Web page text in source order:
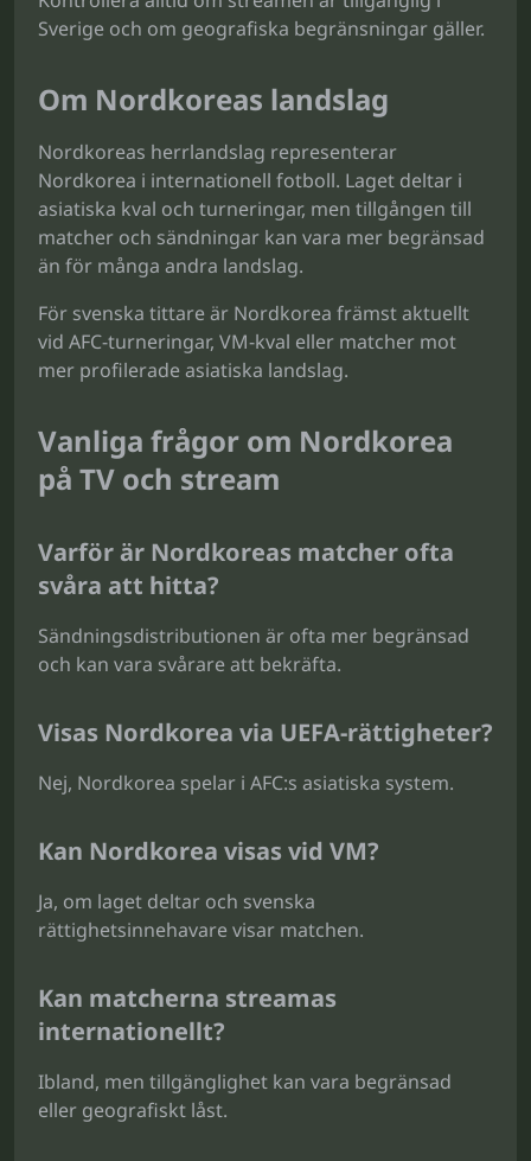
Sverige och om geografiska begränsningar gäller.
Om Nordkoreas landslag
Nordkoreas herrlandslag representerar
Nordkorea i internationell fotboll. Laget deltar i
asiatiska kval och turneringar, men tillgången till
matcher och sändningar kan vara mer begränsad
än för många andra landslag.
För svenska tittare är Nordkorea främst aktuellt
vid AFC-turneringar, VM-kval eller matcher mot
mer profilerade asiatiska landslag.
Vanliga frågor om Nordkorea
på TV och stream
Varför är Nordkoreas matcher ofta
svåra att hitta?
Sändningsdistributionen är ofta mer begränsad
och kan vara svårare att bekräfta.
Visas Nordkorea via UEFA-rättigheter?
Nej, Nordkorea spelar i AFC:s asiatiska system.
Kan Nordkorea visas vid VM?
Ja, om laget deltar och svenska
rättighetsinnehavare visar matchen.
Kan matcherna streamas
internationellt?
Ibland, men tillgänglighet kan vara begränsad
eller geografiskt låst.